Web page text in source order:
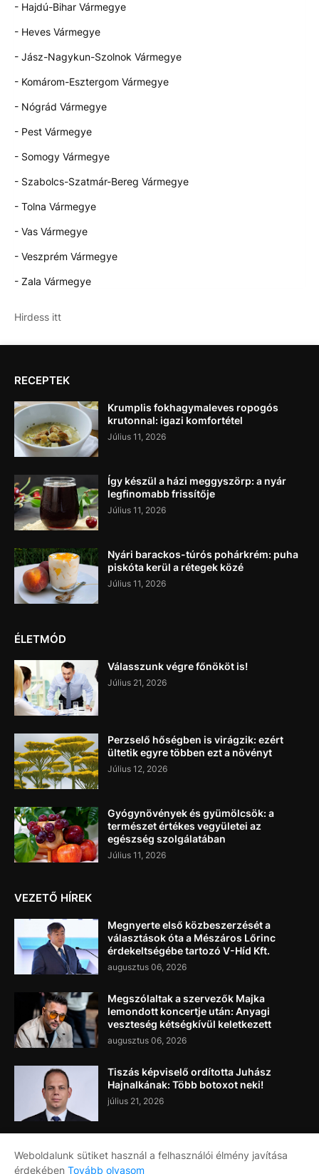
- Hajdú-Bihar Vármegye
- Heves Vármegye
- Jász-Nagykun-Szolnok Vármegye
- Komárom-Esztergom Vármegye
- Nógrád Vármegye
- Pest Vármegye
- Somogy Vármegye
- Szabolcs-Szatmár-Bereg Vármegye
- Tolna Vármegye
- Vas Vármegye
- Veszprém Vármegye
- Zala Vármegye
Hirdess itt
RECEPTEK
Krumplis fokhagymaleves ropogós
krutonnal: igazi komfortétel
Július 11, 2026
Így készül a házi meggyszörp: a nyár
legfinomabb frissítője
Július 11, 2026
Nyári barackos-túrós pohárkrém: puha
piskóta kerül a rétegek közé
Július 11, 2026
ÉLETMÓD
Válasszunk végre főnököt is!
Július 21, 2026
Perzselő hőségben is virágzik: ezért
ültetik egyre többen ezt a növényt
Július 12, 2026
Gyógynövények és gyümölcsök: a
természet értékes vegyületei az
egészség szolgálatában
Július 11, 2026
VEZETŐ HÍREK
Megnyerte első közbeszerzését a
választások óta a Mészáros Lőrinc
érdekeltségébe tartozó V-Híd Kft.
augusztus 06, 2026
Megszólaltak a szervezők Majka
lemondott koncertje után: Anyagi
veszteség kétségkívül keletkezett
augusztus 06, 2026
Tiszás képviselő ordította Juhász
Hajnalkának: Több botoxot neki!
július 21, 2026
Weboldalunk sütiket használ a felhasználói élmény javítása
érdekében Tovább olvasom